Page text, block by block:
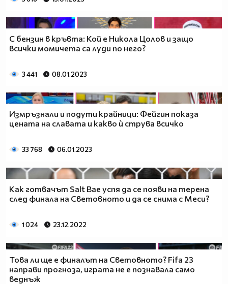
С бензин в кръвта: Кой е Никола Цолов и защо
всички момичета са луди по него?
3 441 08.01.2023
Измръзнали и подути крайници: Фейгин показа
цената на славата и какво ѝ струва всичко
33 768 06.01.2023
Как готвачът Salt Bae успя да се появи на терена
след финала на Световното и да се снима с Меси?
1 024 23.12.2022
Това ли ще е финалът на Световното? Fifa 23
направи прогноза, играта не е познавала само
веднъж